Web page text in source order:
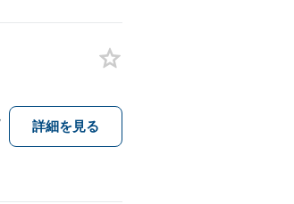
詳細を見る